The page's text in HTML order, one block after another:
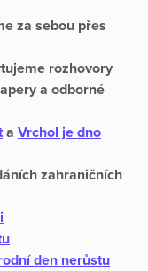
za sebou přes
rozhovory
a odborné
a Vrchol je dno
zahraničních
den nerůstu